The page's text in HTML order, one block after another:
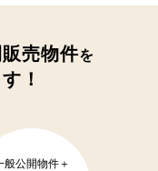
売物件を
！
般公開物件＋